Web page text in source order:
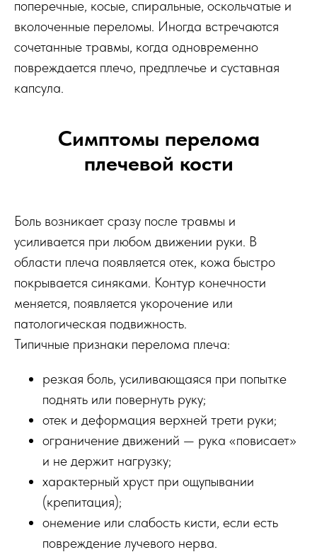
поперечные, косые, спиральные, оскольчатые и
вколоченные переломы. Иногда встречаются
сочетанные травмы, когда одновременно
повреждается плечо, предплечье и суставная
капсула.
Симптомы перелома
плечевой кости
Боль возникает сразу после травмы и
усиливается при любом движении руки. В
области плеча появляется отек, кожа быстро
покрывается синяками. Контур конечности
меняется, появляется укорочение или
патологическая подвижность.
Типичные признаки перелома плеча:
резкая боль, усиливающаяся при попытке
поднять или повернуть руку;
отек и деформация верхней трети руки;
ограничение движений — рука «повисает»
и не держит нагрузку;
характерный хруст при ощупывании
(крепитация);
онемение или слабость кисти, если есть
повреждение лучевого нерва.